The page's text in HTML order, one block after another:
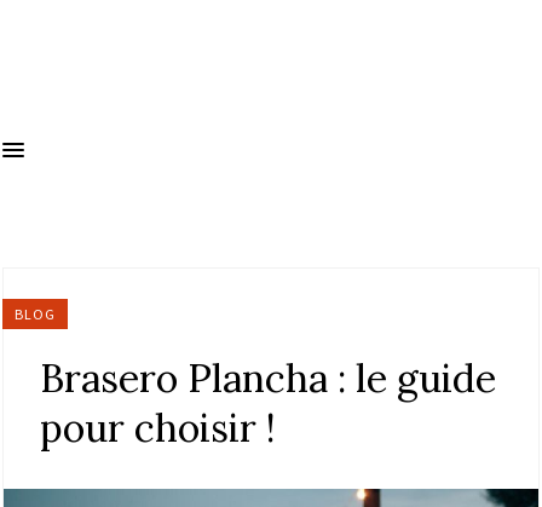
BLOG
Brasero Plancha : le guide
pour choisir !